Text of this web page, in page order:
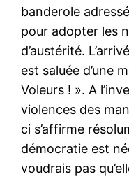
banderole
pour adopter les
d’austérité.
est saluée d’une
Voleurs ! ». A
violences des
ci s’affirme
démocratie est
voudrais pas